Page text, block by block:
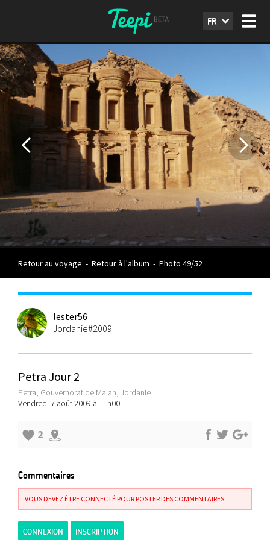
FR
Retour au voyage - Retour à l'album - Photo 49/52
lester56
Jordanie#2009
Petra Jour 2
Petra, Gouvernorat de Ma'an, Jordanie
Vendredi 7 août 2009 à 11h00
2
Commentaires
VOUS DEVEZ ÊTRE CONNECTÉ POUR POSTER DES COMMENTAIRES
CONNEXION INSCRIPTION